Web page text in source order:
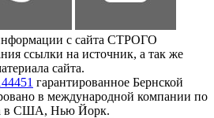
с сайта СТРОГО
ссылки на источник, а так же
сайта.
гарантированное Бернской
в международной компании по
в США, Нью Йорк.